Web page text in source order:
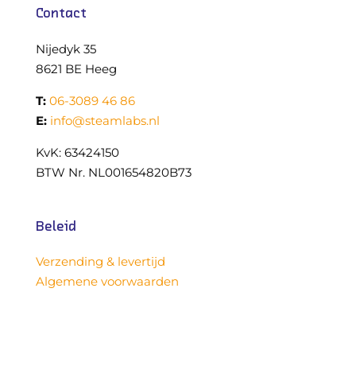
Contact
Nijedyk 35
8621 BE Heeg
T: 06-3089 46 86
E: info@steamlabs.nl
KvK: 63424150
BTW Nr. NL001654820B73
Beleid
Verzending & levertijd
Algemene voorwaarden